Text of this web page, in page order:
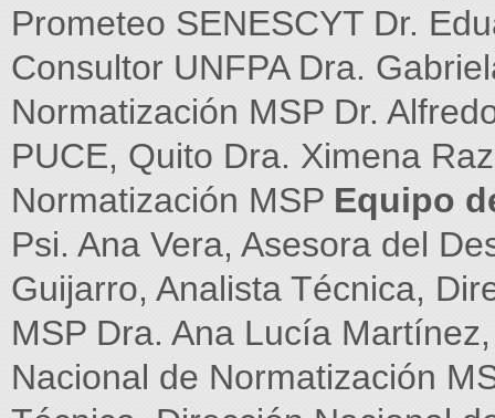
Prometeo SENESCYT Dr.
Consultor UNFPA Dra.
Normatización MSP Dr.
PUCE, Quito Dra. Ximena
Normatización MSP Equipo
Psi. Ana Vera, Asesora del
Guijarro, Analista Técnica,
MSP Dra. Ana Lucía
Nacional de Normatización